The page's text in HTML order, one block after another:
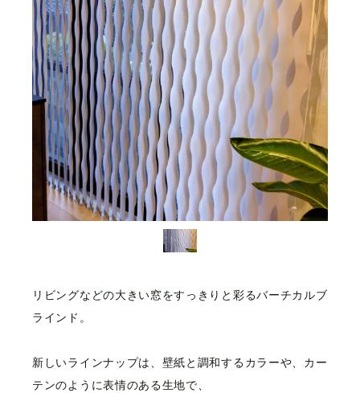
リビングなどの大きい窓をすっきりと彩るバーチカルブ
ラインド。
新しいラインナップは、壁紙と調和するカラーや、カー
テンのように表情のある生地で、